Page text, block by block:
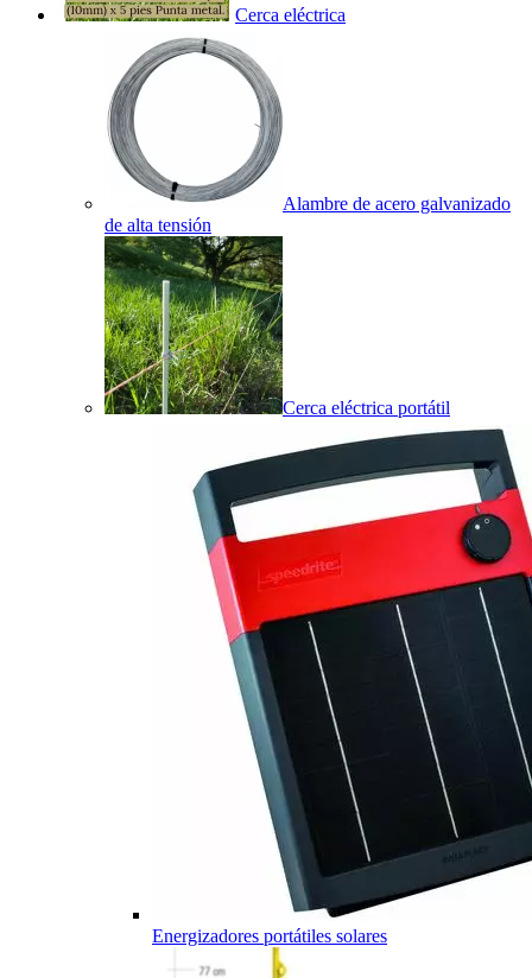
Cerca eléctrica
Alambre de acero galvanizado
de alta tensión
Cerca eléctrica portátil
Energizadores portátiles solares